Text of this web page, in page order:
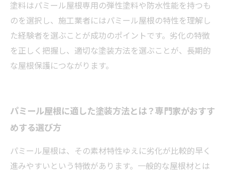
塗料はパミール屋根専用の弾性塗料や防水性能を持つも
のを選択し、施工業者にはパミール屋根の特性を理解し
た経験者を選ぶことが成功のポイントです。劣化の特徴
を正しく把握し、適切な塗装方法を選ぶことが、長期的
な屋根保護につながります。
パミール屋根に適した塗装方法とは？専門家がおすす
めする選び方
パミール屋根は、その素材特性ゆえに劣化が比較的早く
進みやすいという特徴があります。一般的な屋根材とは